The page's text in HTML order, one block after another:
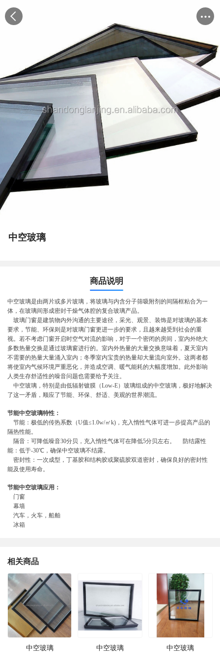
中空玻璃
商品说明
中空玻璃是由两片或多片玻璃，将玻璃与内含分子筛吸附剂的间隔框粘合为一
体，在玻璃间形成密封干燥气体腔的复合玻璃产品。
玻璃门窗是建筑物内外沟通的主要途径，采光、观景、装饰是对玻璃的基本
要求，节能、环保则是对玻璃门窗更进一步的要求，且越来越受到社会的重
视。若不考虑门窗开启时空气对流的影响，对于一个密闭的房间，室内外绝大
多数热量交换是通过玻璃窗进行的。室内外热量的大量交换意味着，夏天室内
不需要的热量大量涌入室内；冬季室内宝贵的热量却大量流向室外。这两者都
将使室内气候环境严重恶化，并造成空调、暖气能耗的大幅度增加。此外影响
人类生存舒适性的噪音问题也需要给予关注。
中空玻璃，特别是由低辐射镀膜（Low-E）玻璃组成的中空玻璃，极好地解决
了这一矛盾，顺应了节能、环保、舒适、美观的世界潮流。
节能中空玻璃特性：
节能：极低的传热系数（U值≤1.0w/㎡k)，充入惰性气体可进一步提高产品的
隔热性能。
隔音：可降低噪音30分贝，充入惰性气体可在降低5分贝左右。 防结露性
能：低于-30℃，确保中空玻璃不结露。
密封性：一次成型，丁基胶和结构胶或聚硫胶双道密封，确保良好的密封性
能及使用寿命。
节能中空玻璃应用：
门窗
幕墙
汽车，火车，船舶
冰箱
相关商品
中空玻璃 中空玻璃 中空玻璃